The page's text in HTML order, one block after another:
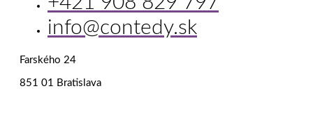
info@contedy.sk
Farského 24
851 01 Bratislava